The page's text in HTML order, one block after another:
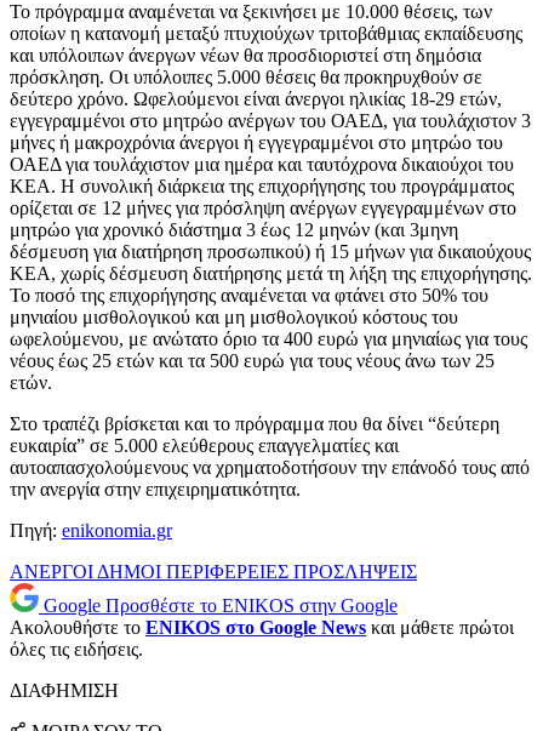
Το πρόγραμμα αναμένεται να ξεκινήσει με 10.000 θέσεις, των
οποίων η κατανομή μεταξύ πτυχιούχων τριτοβάθμιας εκπαίδευσης
και υπόλοιπων άνεργων νέων θα προσδιοριστεί στη δημόσια
πρόσκληση. Οι υπόλοιπες 5.000 θέσεις θα προκηρυχθούν σε
δεύτερο χρόνο. Ωφελούμενοι είναι άνεργοι ηλικίας 18-29 ετών,
εγγεγραμμένοι στο μητρώο ανέργων του ΟΑΕΔ, για τουλάχιστον 3
μήνες ή μακροχρόνια άνεργοι ή εγγεγραμμένοι στο μητρώο του
ΟΑΕΔ για τουλάχιστον μια ημέρα και ταυτόχρονα δικαιούχοι του
ΚΕΑ. Η συνολική διάρκεια της επιχορήγησης του προγράμματος
ορίζεται σε 12 μήνες για πρόσληψη ανέργων εγγεγραμμένων στο
μητρώο για χρονικό διάστημα 3 έως 12 μηνών (και 3μηνη
δέσμευση για διατήρηση προσωπικού) ή 15 μήνων για δικαιούχους
ΚΕΑ, χωρίς δέσμευση διατήρησης μετά τη λήξη της επιχορήγησης.
Το ποσό της επιχορήγησης αναμένεται να φτάνει στο 50% του
μηνιαίου μισθολογικού και μη μισθολογικού κόστους του
ωφελούμενου, με ανώτατο όριο τα 400 ευρώ για μηνιαίως για τους
νέους έως 25 ετών και τα 500 ευρώ για τους νέους άνω των 25
ετών.
Στο τραπέζι βρίσκεται και το πρόγραμμα που θα δίνει “δεύτερη
ευκαιρία” σε 5.000 ελεύθερους επαγγελματίες και
αυτοαπασχολούμενους να χρηματοδοτήσουν την επάνοδό τους από
την ανεργία στην επιχειρηματικότητα.
Πηγή: enikonomia.gr
ΑΝΕΡΓΟΙ ΔΗΜΟΙ ΠΕΡΙΦΕΡΕΙΕΣ ΠΡΟΣΛΗΨΕΙΣ
Google Προσθέστε το ENIKOS στην Google
Ακολουθήστε το ENIKOS στο Google News και μάθετε πρώτοι
όλες τις ειδήσεις.
ΔΙΑΦΗΜΙΣΗ